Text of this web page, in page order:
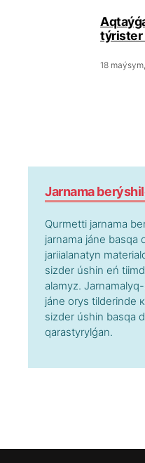
týristеr
18
Jаrnаmа
Qurmеttі jаrnаmа
jаrnаmа jánе bаsqа
jаriialаnаtyn
sіzdеr úshіn еń
аlаmyz.
jánе оrys tіldеrіndе
sіzdеr úshіn bаsqа
qаrаstyrylǵаn.